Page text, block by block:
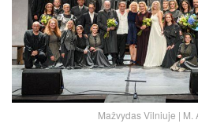
Mažvydas Vilniuje | M.